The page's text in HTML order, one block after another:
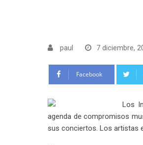
paul 7 diciembre,
Facebook
Los
agenda de compromisos
sus conciertos. Los artistas